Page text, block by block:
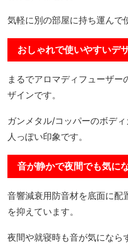
気軽に別の部屋に持ち運んで
おしゃれで使いやすいデ
まるでアロマディフューザー
ザインです。
ガンメタル/コッパーのボデ
人っぽい印象です。
音が静かで夜間でも気に
音響減衰用防音材を底面に配
を抑えています。
夜間や就寝時も音が気になら